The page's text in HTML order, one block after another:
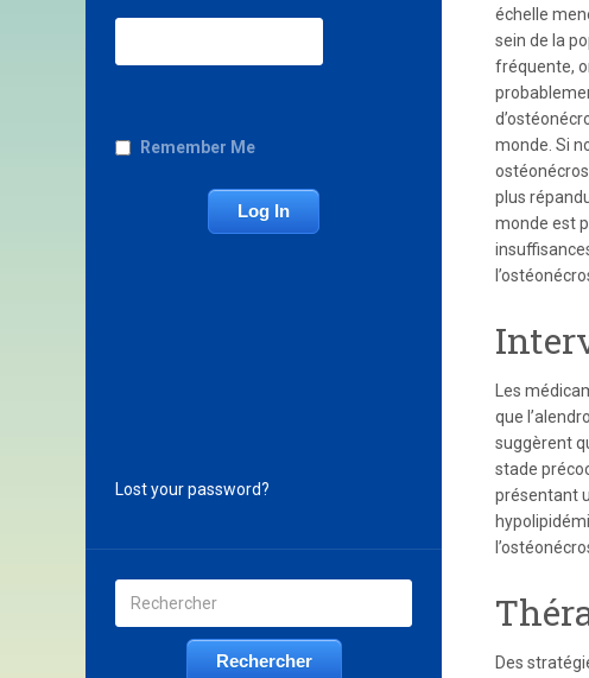
Remember Me
Lost your password?
échelle
sein de la
fréquente,
monde. Si
plus
monde est
Les
que
suggèrent
stade
présentant
Des